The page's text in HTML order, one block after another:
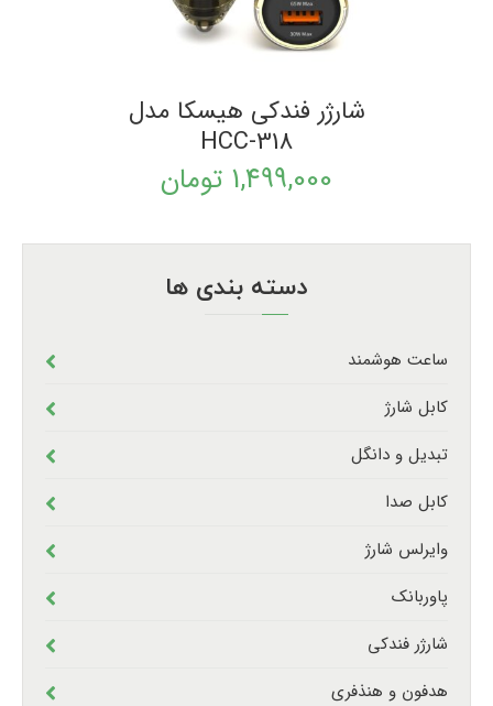
دسته بندی ها
ساعت هوشمند
کابل شارژ
تبدیل و دانگل
کابل صدا
وایرلس شارژ
پاوربانک
شارژر فندکی
هدفون و هنذفری
شارژر فندکی هیسکا مدل
HCC-318
1,499,000 تومان